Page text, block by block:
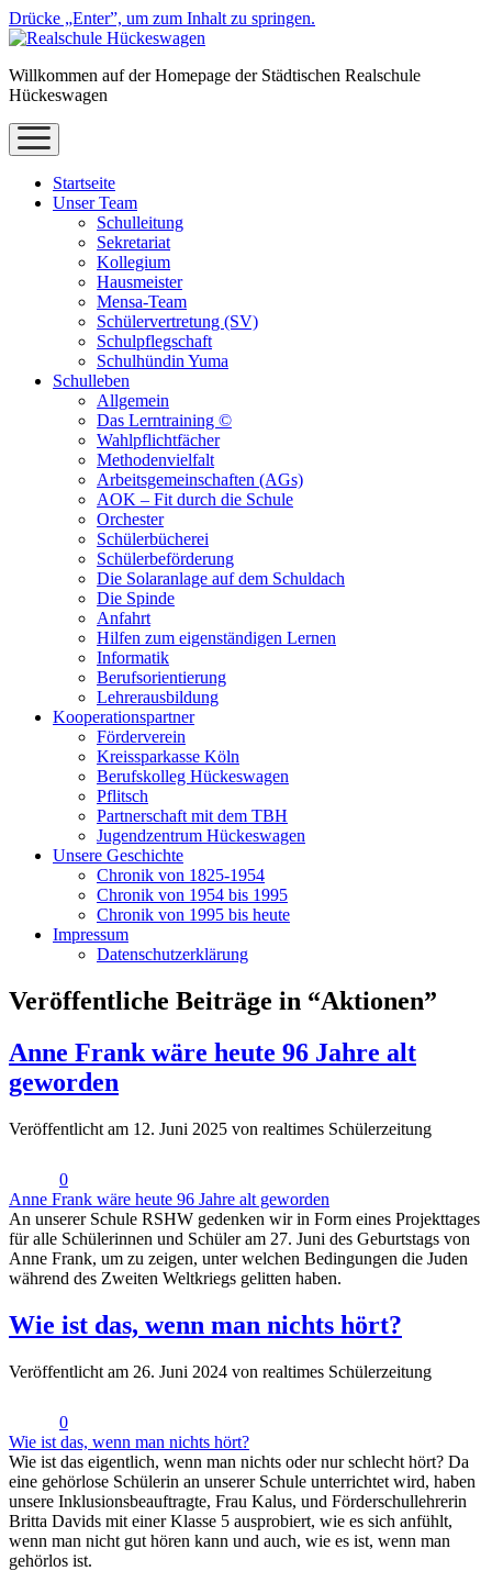
Drücke „Enter”, um zum Inhalt zu springen.
Willkommen auf der Homepage der Städtischen Realschule
Hückeswagen
Menü
öffnen
Startseite
Unser Team
Schulleitung
Sekretariat
Kollegium
Hausmeister
Mensa-Team
Schülervertretung (SV)
Schulpflegschaft
Schulhündin Yuma
Schulleben
Allgemein
Das Lerntraining ©
Wahlpflichtfächer
Methodenvielfalt
Arbeitsgemeinschaften (AGs)
AOK – Fit durch die Schule
Orchester
Schülerbücherei
Schülerbeförderung
Die Solaranlage auf dem Schuldach
Die Spinde
Anfahrt
Hilfen zum eigenständigen Lernen
Informatik
Berufsorientierung
Lehrerausbildung
Kooperationspartner
Förderverein
Kreissparkasse Köln
Berufskolleg Hückeswagen
Pflitsch
Partnerschaft mit dem TBH
Jugendzentrum Hückeswagen
Unsere Geschichte
Chronik von 1825-1954
Chronik von 1954 bis 1995
Chronik von 1995 bis heute
Impressum
Datenschutzerklärung
Veröffentliche Beiträge in “Aktionen”
Anne Frank wäre heute 96 Jahre alt
geworden
Veröffentlicht am 12. Juni 2025 von realtimes Schülerzeitung
0
Anne Frank wäre heute 96 Jahre alt geworden
An unserer Schule RSHW gedenken wir in Form eines Projekttages
für alle Schülerinnen und Schüler am 27. Juni des Geburtstags von
Anne Frank, um zu zeigen, unter welchen Bedingungen die Juden
während des Zweiten Weltkriegs gelitten haben.
Wie ist das, wenn man nichts hört?
Veröffentlicht am 26. Juni 2024 von realtimes Schülerzeitung
0
Wie ist das, wenn man nichts hört?
Wie ist das eigentlich, wenn man nichts oder nur schlecht hört? Da
eine gehörlose Schülerin an unserer Schule unterrichtet wird, haben
unsere Inklusionsbeauftragte, Frau Kalus, und Förderschullehrerin
Britta Davids mit einer Klasse 5 ausprobiert, wie es sich anfühlt,
wenn man nicht gut hören kann und auch, wie es ist, wenn man
gehörlos ist.